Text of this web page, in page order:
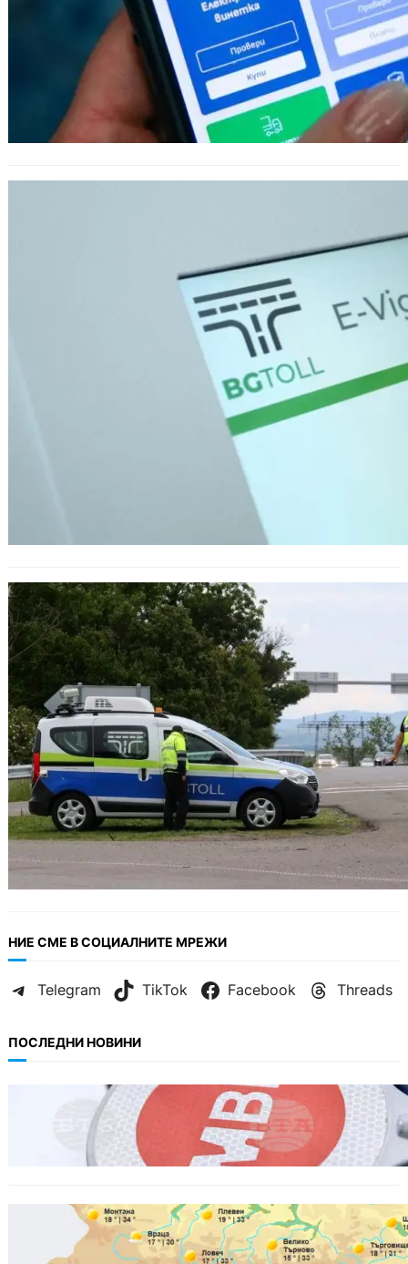
Увеличение от днес с 50% на тол
таксите за превозвачите
НИЕ СМЕ В СОЦИАЛНИТЕ МРЕЖИ
Telegram TikTok Facebook Threads
ПОСЛЕДНИ НОВИНИ
БЕЗ КАТЕГОРИЯ
Нови лаборатории в Пловдив и Бургас ще
ускорят изследването на кръвни проби на
шофьори.
БЪЛГАРИЯ
Горещ старт на седмицата: до 35° и
спокойно море